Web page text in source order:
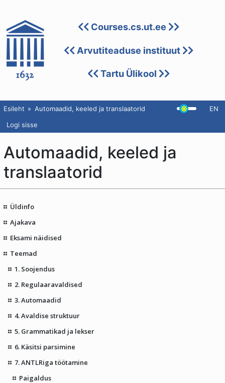
Courses.cs.ut.ee
Arvutiteaduse instituut
Tartu Ülikool
Esileht Automaadid, keeled ja translaatorid
EN
Logi sisse
Automaadid, keeled ja
translaatorid
Üldinfo
Ajakava
Eksami näidised
Teemad
1. Soojendus
2. Regulaaravaldised
3. Automaadid
4. Avaldise struktuur
5. Grammatikad ja lekser
6. Käsitsi parsimine
7. ANTLRiga töötamine
Paigaldus